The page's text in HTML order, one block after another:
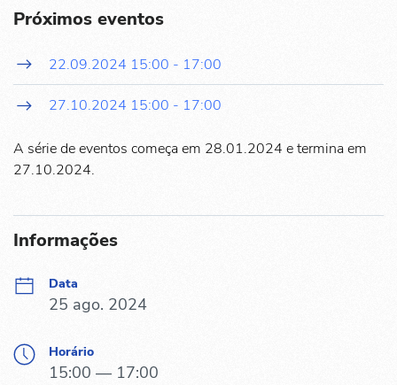
Próximos eventos
22.09.2024 15:00 - 17:00
27.10.2024 15:00 - 17:00
A série de eventos começa em 28.01.2024 e termina em
27.10.2024.
Informações
Data
25 ago. 2024
Horário
15:00 — 17:00